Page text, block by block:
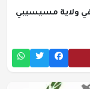
ولاية مسيسيبي